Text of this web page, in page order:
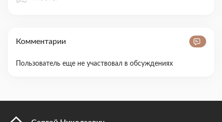
Комментарии
Пользователь еще не участвовал в обсуждениях